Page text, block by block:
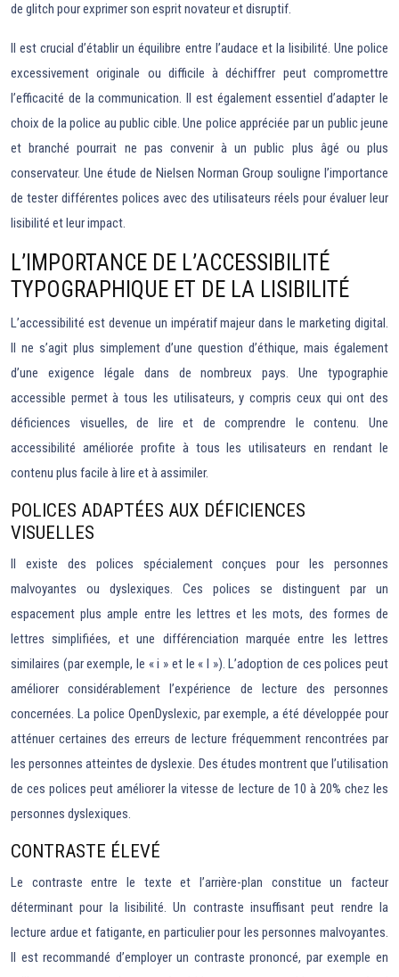
de glitch pour exprimer son esprit novateur et disruptif.
Il est crucial d’établir un équilibre entre l’audace et la lisibilité. Une police
excessivement originale ou difficile à déchiffrer peut compromettre
l’efficacité de la communication. Il est également essentiel d’adapter le
choix de la police au public cible. Une police appréciée par un public jeune
et branché pourrait ne pas convenir à un public plus âgé ou plus
conservateur. Une étude de Nielsen Norman Group souligne l’importance
de tester différentes polices avec des utilisateurs réels pour évaluer leur
lisibilité et leur impact.
L’IMPORTANCE DE L’ACCESSIBILITÉ
TYPOGRAPHIQUE ET DE LA LISIBILITÉ
L’accessibilité est devenue un impératif majeur dans le marketing digital.
Il ne s’agit plus simplement d’une question d’éthique, mais également
d’une exigence légale dans de nombreux pays. Une typographie
accessible permet à tous les utilisateurs, y compris ceux qui ont des
déficiences visuelles, de lire et de comprendre le contenu. Une
accessibilité améliorée profite à tous les utilisateurs en rendant le
contenu plus facile à lire et à assimiler.
POLICES ADAPTÉES AUX DÉFICIENCES
VISUELLES
Il existe des polices spécialement conçues pour les personnes
malvoyantes ou dyslexiques. Ces polices se distinguent par un
espacement plus ample entre les lettres et les mots, des formes de
lettres simplifiées, et une différenciation marquée entre les lettres
similaires (par exemple, le « i » et le « l »). L’adoption de ces polices peut
améliorer considérablement l’expérience de lecture des personnes
concernées. La police OpenDyslexic, par exemple, a été développée pour
atténuer certaines des erreurs de lecture fréquemment rencontrées par
les personnes atteintes de dyslexie. Des études montrent que l’utilisation
de ces polices peut améliorer la vitesse de lecture de 10 à 20% chez les
personnes dyslexiques.
CONTRASTE ÉLEVÉ
Le contraste entre le texte et l’arrière-plan constitue un facteur
déterminant pour la lisibilité. Un contraste insuffisant peut rendre la
lecture ardue et fatigante, en particulier pour les personnes malvoyantes.
Il est recommandé d’employer un contraste prononcé, par exemple en